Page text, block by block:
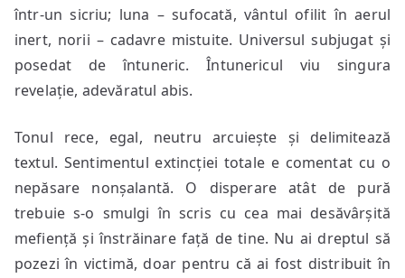
într-un sicriu; luna – sufocată, vântul ofilit în aerul
inert, norii – cadavre mistuite. Universul subjugat și
posedat de întuneric. Întunericul viu singura
revelație, adevăratul abis.
Tonul rece, egal, neutru arcuiește și delimitează
textul. Sentimentul extincției totale e comentat cu o
nepăsare nonșalantă. O disperare atât de pură
trebuie s-o smulgi în scris cu cea mai desăvârșită
mefiență și înstrăinare față de tine. Nu ai dreptul să
pozezi în victimă, doar pentru că ai fost distribuit în